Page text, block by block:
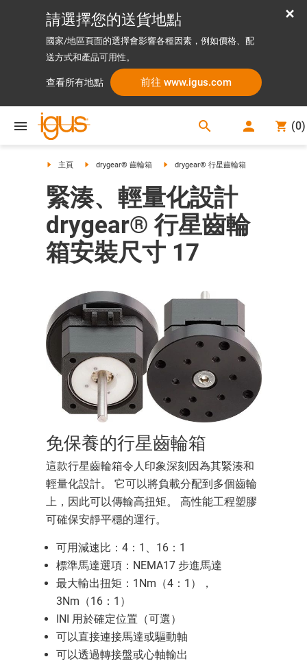
請選擇您的送貨地點
國家/地區頁面的選擇會影響各種因素，例如價格、配
送方式和產品可用性。
查看所有地點 前往 www.igus.com
search (0)
主頁 drygear® 齒輪箱 drygear® 行星齒輪箱
緊湊、輕量化設計
drygear® 行星齒輪
箱安裝尺寸 17
免保養的行星齒輪箱
這款行星齒輪箱令人印象深刻因為其緊湊和
輕量化設計。 它可以將負載分配到多個齒輪
上，因此可以傳輸高扭矩。 高性能工程塑膠
可確保安靜平穩的運行。
可用減速比：4：1、16：1
標準馬達選項：NEMA17 步進馬達
最大輸出扭矩：1Nm（4：1），
3Nm（16：1）
INI 用於確定位置（可選）
可以直接連接馬達或驅動軸
可以透過轉接盤或心軸輸出